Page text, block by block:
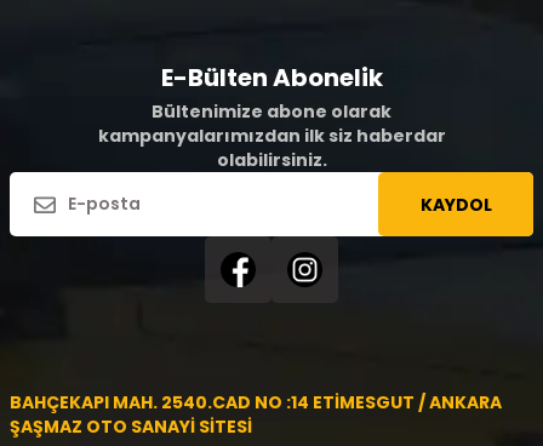
E-Bülten Abonelik
Bültenimize abone olarak
kampanyalarımızdan ilk siz haberdar
olabilirsiniz.
KAYDOL
BAHÇEKAPI MAH. 2540.CAD NO :14 ETİMESGUT / ANKARA
ŞAŞMAZ OTO SANAYİ SİTESİ